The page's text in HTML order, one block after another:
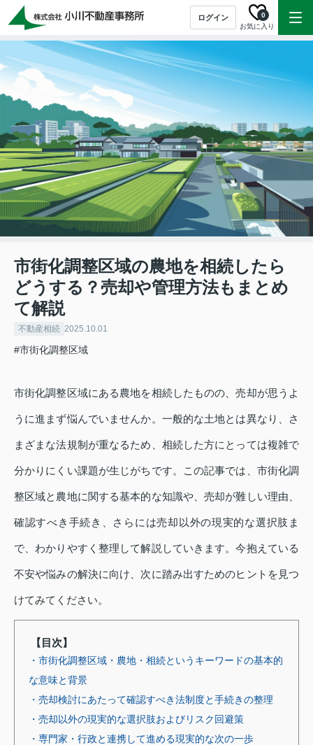
ログイン
お気に入り
0
市街化調整区域の農地を相続したら
どうする？売却や管理方法もまとめ
て解説
不動産相続 2025.10.01
#市街化調整区域
市街化調整区域にある農地を相続したものの、売却が思うよ
うに進まず悩んでいませんか。一般的な土地とは異なり、さ
まざまな法規制が重なるため、相続した方にとっては複雑で
分かりにくい課題が生じがちです。この記事では、市街化調
整区域と農地に関する基本的な知識や、売却が難しい理由、
確認すべき手続き、さらには売却以外の現実的な選択肢ま
で、わかりやすく整理して解説していきます。今抱えている
不安や悩みの解決に向け、次に踏み出すためのヒントを見つ
けてみてください。
【目次】
・市街化調整区域・農地・相続というキーワードの基本的
な意味と背景
・売却検討にあたって確認すべき法制度と手続きの整理
・売却以外の現実的な選択肢およびリスク回避策
・専門家・行政と連携して進める現実的な次の一歩